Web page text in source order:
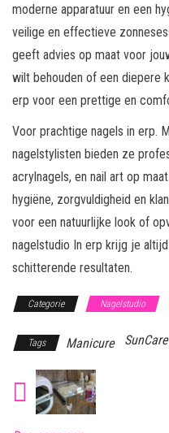
moderne apparatuur en een
veilige en effectieve
geeft advies op maat voor
wilt behouden of een diepere
erp voor een prettige en
Voor prachtige nagels in erp.
nagelstylisten bieden ze
acrylnagels, en nail art op
hygiëne, zorgvuldigheid en
voor een natuurlijke look of
nagelstudio In erp krijg je
schitterende resultaten.
Categorie Nagelstudio
Tags Manicure SunCare